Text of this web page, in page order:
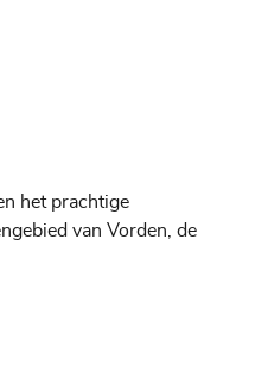
het prachtige
van Vorden, de